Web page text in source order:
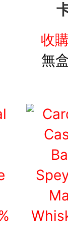
收
無